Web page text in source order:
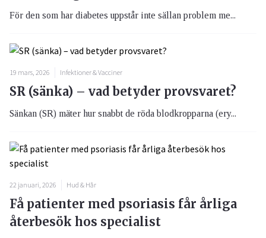
För den som har diabetes uppstår inte sällan problem me...
19 mars, 2026 Infektioner & Vacciner
SR (sänka) – vad betyder provsvaret?
Sänkan (SR) mäter hur snabbt de röda blodkropparna (ery...
22 januari, 2026 Hud & Hår
Få patienter med psoriasis får årliga
återbesök hos specialist